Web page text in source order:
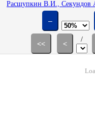
Расщупкин В.И., Секундов
исследование пульсаций
источником // Изв.
–
<< <
/